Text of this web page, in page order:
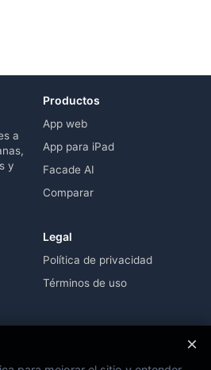
×
a
y
Productos
App web
App para iPad
Facade AI
Comparar
Legal
Política de privacidad
Términos de uso